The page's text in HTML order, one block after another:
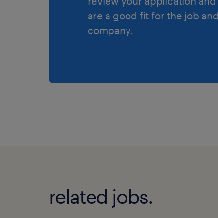
are a good fit for the job
company.
related jobs.